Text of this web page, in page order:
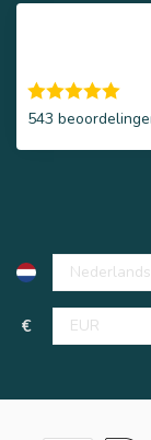
543
€